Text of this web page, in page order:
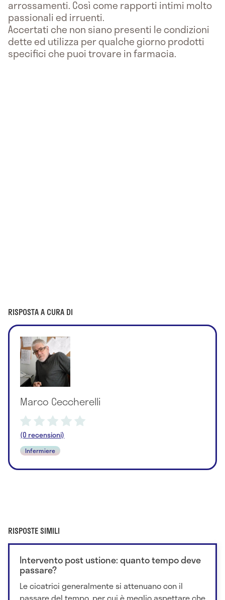
arrossamenti. Così come rapporti intimi molto
passionali ed irruenti.
Accertati che non siano presenti le condizioni
dette ed utilizza per qualche giorno prodotti
specifici che puoi trovare in farmacia.
RISPOSTA A CURA DI
Marco Ceccherelli
(0 recensioni)
Infermiere
RISPOSTE SIMILI
Intervento post ustione: quanto tempo deve
passare?
Le cicatrici generalmente si attenuano con il